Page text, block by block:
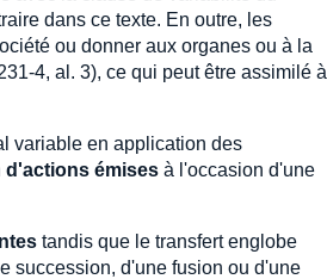
dans ce texte. En outre, les
ou donner aux organes ou à la
4, al. 3), ce qui peut être assimilé à
variable en application des
émises à l'occasion d'une
tandis que le transfert englobe
succession, d'une fusion ou d'une